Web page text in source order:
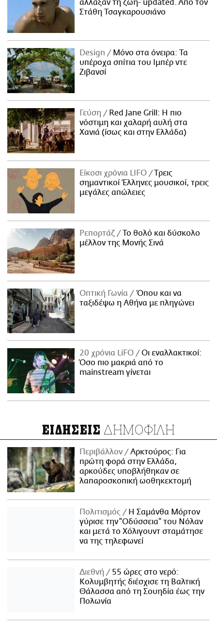
άλλαξαν τη ζωή- updated. Aπό τον
Στάθη Τσαγκαρουσιάνο
Design
Μόνο στα όνειρα: Τα
υπέροχα σπίτια του Ιμπέρ ντε
Ζιβανσί
Γεύση
Red Jane Grill: Η πιο
νόστιμη και χαλαρή αυλή στα
Χανιά (ίσως και στην Ελλάδα)
Είκοσι χρόνια LIFO
Tρεις
σημαντικοί Έλληνες μουσικοί, τρεις
μεγάλες απώλειες
Ρεπορτάζ
Το θολό και δύσκολο
μέλλον της Μονής Σινά
Οπτική Γωνία
Όπου και να
ταξιδέψω η Αθήνα με πληγώνει
20 χρόνια LiFO
Οι εναλλακτικοί:
Όσο πιο μακριά από το
mainstream γίνεται
ΕΙΔΗΣΕΙΣ ΔΗΜΟΦΙΛΗ
Περιβάλλον
Αρκτούρος: Για
πρώτη φορά στην Ελλάδα,
αρκούδες υποβλήθηκαν σε
λαπαροσκοπική ωοθηκεκτομή
Πολιτισμός
Η Σαμάνθα Μόρτον
γύρισε την “Οδύσσεια” του Νόλαν
και μετά το Χόλιγουντ σταμάτησε
να της τηλεφωνεί
Διεθνή
55 ώρες στο νερό:
Κολυμβητής διέσχισε τη Βαλτική
Θάλασσα από τη Σουηδία έως την
Πολωνία